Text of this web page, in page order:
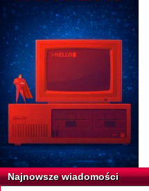
Najnowsze wiadomości